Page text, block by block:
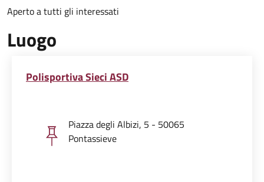
Aperto a tutti gli interessati
Luogo
Polisportiva Sieci ASD
Piazza degli Albizi, 5 - 50065
Pontassieve